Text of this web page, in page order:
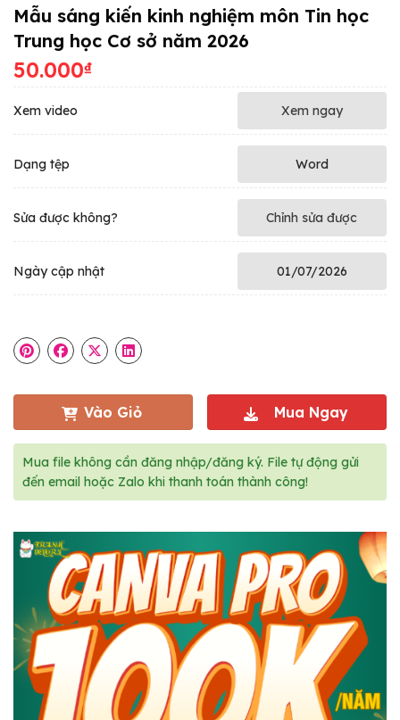
Mẫu sáng kiến kinh nghiệm môn Tin học
Trung học Cơ sở năm 2026
50.000₫
Xem video Xem ngay
Dạng tệp Word
Sửa được không? Chỉnh sửa được
Ngày cập nhật 01/07/2026
Vào Giỏ Mua Ngay
Mua file không cần đăng nhập/đăng ký. File tự động gửi
đến email hoặc Zalo khi thanh toán thành công!